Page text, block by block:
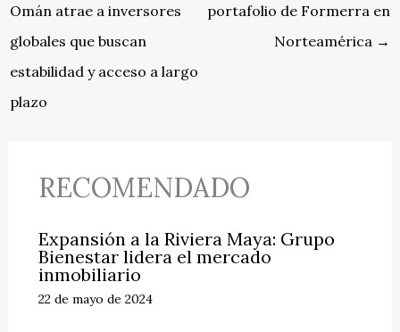
Omán atrae a inversores
globales que buscan
estabilidad y acceso a largo
plazo
portafolio de Formerra en
Norteamérica →
RECOMENDADO
Expansión a la Riviera Maya: Grupo
Bienestar lidera el mercado
inmobiliario
22 de mayo de 2024